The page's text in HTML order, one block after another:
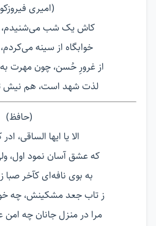
(امیری
کاش یک شب می‌شنیدم،
خوابگاه از سینه
از غرورِ حُسن، چون مهرت
لذت شهد است، هم نیش
(حافظ)
الا یا ایها الساقی، ادر
که عشق آسان نمود اول،
به بوی نافه‌ای کآخر صبا
ز تاب جعد مشکینش، چه
مرا در منزل جانان چه